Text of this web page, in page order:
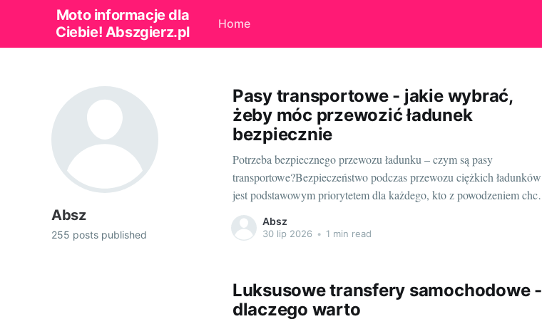
Moto informacje dla
Ciebie! Abszgierz.pl
Home
Absz
255 posts published
Pasy transportowe - jakie wybrać,
żeby móc przewozić ładunek
bezpiecznie
Potrzeba bezpiecznego przewozu ładunku – czym są pasy
transportowe?Bezpieczeństwo podczas przewozu ciężkich ładunków
jest podstawowym priorytetem dla każdego, kto z powodzeniem chce
prowadzić biznes w branży transportowej. Aby zapewnić stabilność
mocowania oraz uniknąć potencjalnie katastrofalnych konsekwencji
Absz
30 lip 2026 • 1 min read
Luksusowe transfery samochodowe -
dlaczego warto